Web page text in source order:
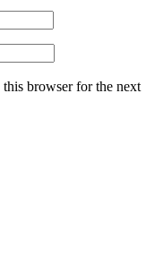
browser for the next